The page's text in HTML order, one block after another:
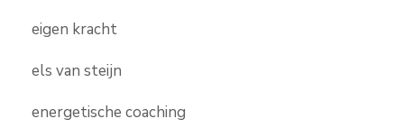
eigen kracht
els van steijn
energetische coaching